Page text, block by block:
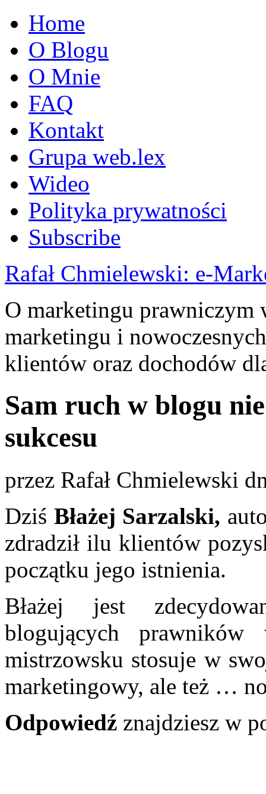
Home
O Blogu
O Mnie
FAQ
Kontakt
Grupa web.lex
Wideo
Polityka prywatności
Subscribe
Rafał Chmielewski: e-
O marketingu prawniczym
marketingu i
klientów oraz dochodów
Sam ruch w blogu
sukcesu
przez Rafał Chmielewski
Dziś Błażej Sarzalski,
zdradził ilu klientów
początku jego istnienia.
Błażej jest
blogujących
mistrzowsku stosuje w
marketingowy, ale też …
Odpowiedź znajdziesz w